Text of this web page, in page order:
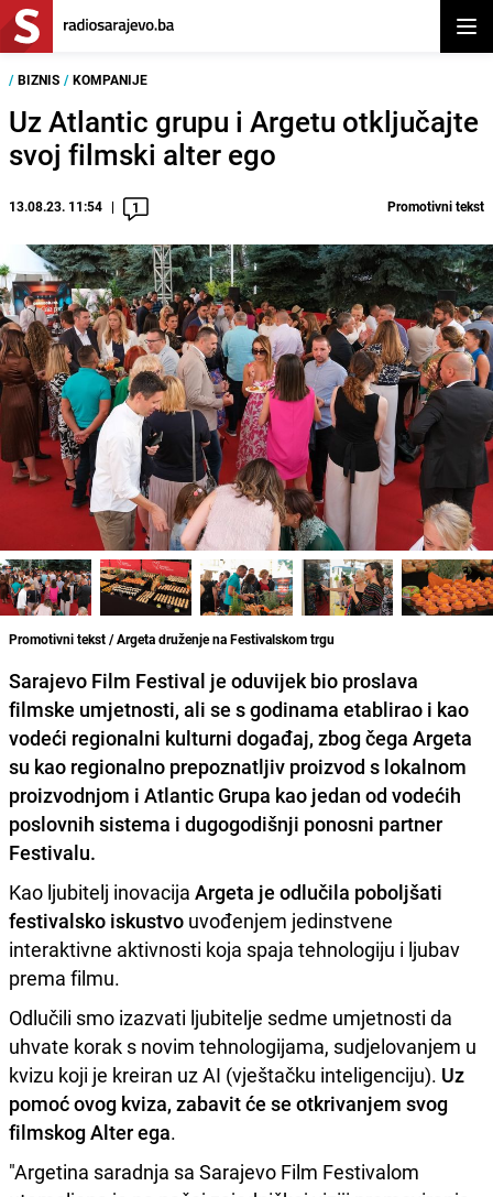
/ BIZNIS / KOMPANIJE
Uz Atlantic grupu i Argetu otključajte
svoj filmski alter ego
13.08.23. 11:54 1 Promotivni tekst
Promotivni tekst / Argeta druženje na Festivalskom trgu
Sarajevo Film Festival je oduvijek bio proslava
filmske umjetnosti, ali se s godinama etablirao i kao
vodeći regionalni kulturni događaj, zbog čega Argeta
su kao regionalno prepoznatljiv proizvod s lokalnom
proizvodnjom i Atlantic Grupa kao jedan od vodećih
poslovnih sistema i dugogodišnji ponosni partner
Festivalu.
Kao ljubitelj inovacija Argeta je odlučila poboljšati
festivalsko iskustvo uvođenjem jedinstvene
interaktivne aktivnosti koja spaja tehnologiju i ljubav
prema filmu.
Odlučili smo izazvati ljubitelje sedme umjetnosti da
uhvate korak s novim tehnologijama, sudjelovanjem u
kvizu koji je kreiran uz AI (vještačku inteligenciju). Uz
pomoć ovog kviza, zabavit će se otkrivanjem svog
filmskog Alter ega.
"Argetina saradnja sa Sarajevo Film Festivalom